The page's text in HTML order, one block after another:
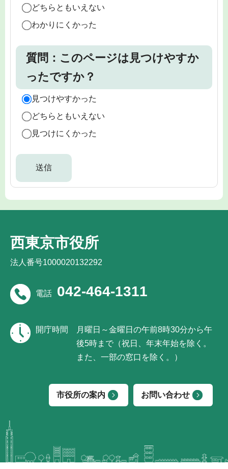
どちらともいえない
わかりにくかった
質問：このページは見つけやすか
ったですか？
見つけやすかった
どちらともいえない
見つけにくかった
西東京市役所
法人番号1000020132292
電話 042-464-1311
開庁時間
月曜日～金曜日の午前8時30分から午
後5時まで（祝日、年末年始を除く。
また、一部の窓口を除く。）
市役所の案内 お問い合わせ